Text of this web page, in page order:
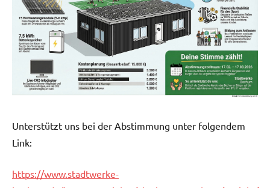
Unterstützt uns bei der Abstimmung unter folgendem
Link:
https://www.stadtwerke-